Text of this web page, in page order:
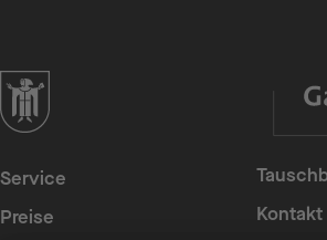
zur Website der Landeshauptstadt
Service
Preise
Kontakt